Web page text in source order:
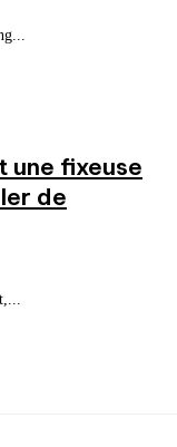
une fixeuse
de